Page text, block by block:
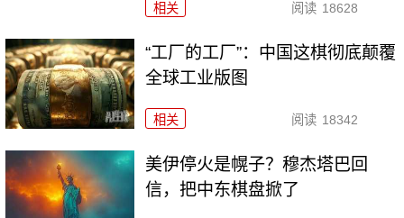
相关 阅读 18628
“工厂的工厂”：中国这棋彻底颠覆
全球工业版图
相关 阅读 18342
美伊停火是幌子？穆杰塔巴回
信，把中东棋盘掀了